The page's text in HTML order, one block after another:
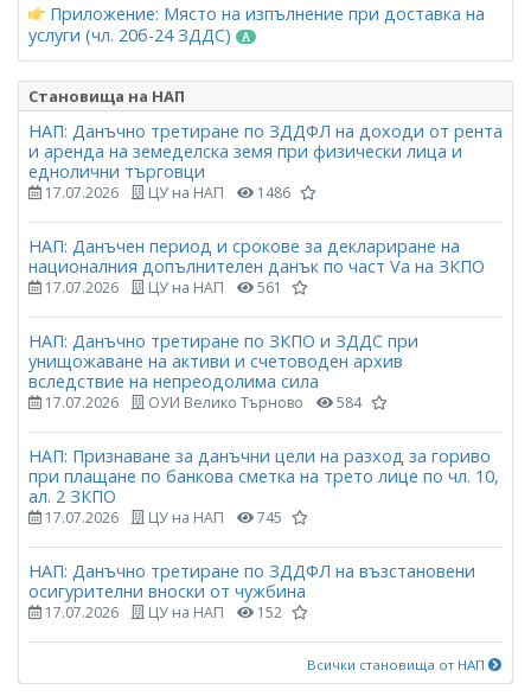
Приложение: Място на изпълнение при доставка на
услуги (чл. 20б-24 ЗДДС)
Становища на НАП
НАП: Данъчно третиране по ЗДДФЛ на доходи от рента
и аренда на земеделска земя при физически лица и
еднолични търговци
17.07.2026 ЦУ на НАП 1486
НАП: Данъчен период и срокове за деклариране на
националния допълнителен данък по част Vа на ЗКПО
17.07.2026 ЦУ на НАП 561
НАП: Данъчно третиране по ЗКПО и ЗДДС при
унищожаване на активи и счетоводен архив
вследствие на непреодолима сила
17.07.2026 ОУИ Велико Търново 584
НАП: Признаване за данъчни цели на разход за гориво
при плащане по банкова сметка на трето лице по чл. 10,
ал. 2 ЗКПО
17.07.2026 ЦУ на НАП 745
НАП: Данъчно третиране по ЗДДФЛ на възстановени
осигурителни вноски от чужбина
17.07.2026 ЦУ на НАП 152
Всички становища от НАП